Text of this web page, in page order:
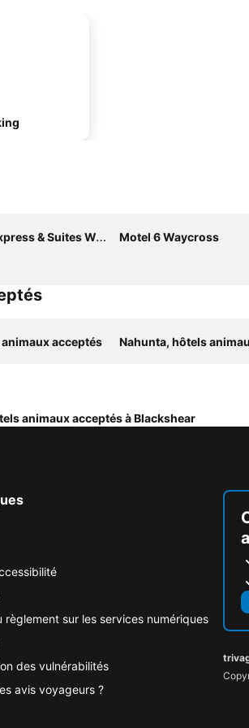
Suites Waycross By Ihg
Motel 6 Waycross
acceptés Nahunta, hôtels animaux
animaux acceptés à Blackshear
règlement sur les services numériques
des vulnérabilités
avis voyageurs ?